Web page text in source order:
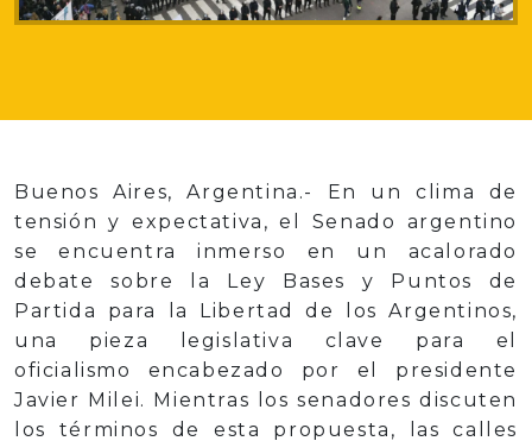
Buenos Aires, Argentina.- En un clima de
tensión y expectativa, el Senado argentino
se encuentra inmerso en un acalorado
debate sobre la Ley Bases y Puntos de
Partida para la Libertad de los Argentinos,
una pieza legislativa clave para el
oficialismo encabezado por el presidente
Javier Milei. Mientras los senadores discuten
los términos de esta propuesta, las calles